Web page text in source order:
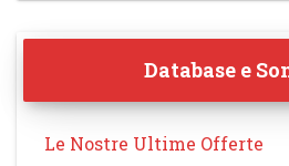
Database e
Le Nostre Ultime Offerte